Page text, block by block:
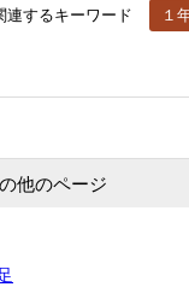
連するキーワード １
他のページ